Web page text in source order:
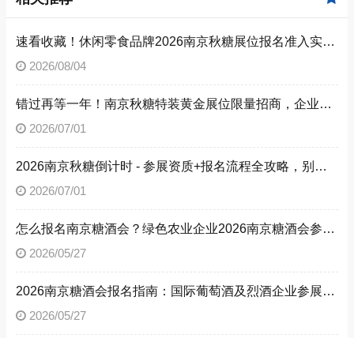
速看收藏！休闲零食品牌2026南京秋糖展位报名准入实操步骤
2026/08/04
错过再等一年！南京秋糖特装黄金展位限量招商，企业抓紧提交预定申请
2026/07/01
2026南京秋糖倒计时 - 参展资质+报名流程全攻略，别让材料缺失毁了秋糖之旅
2026/07/01
怎么报名南京糖酒会？绿色农业企业2026南京糖酒会参展流程与参展资质全解析
2026/05/27
2026南京糖酒会报名指南：国际葡萄酒及烈酒企业参展流程、参展资质，解锁南京糖酒会参展方法
2026/05/27